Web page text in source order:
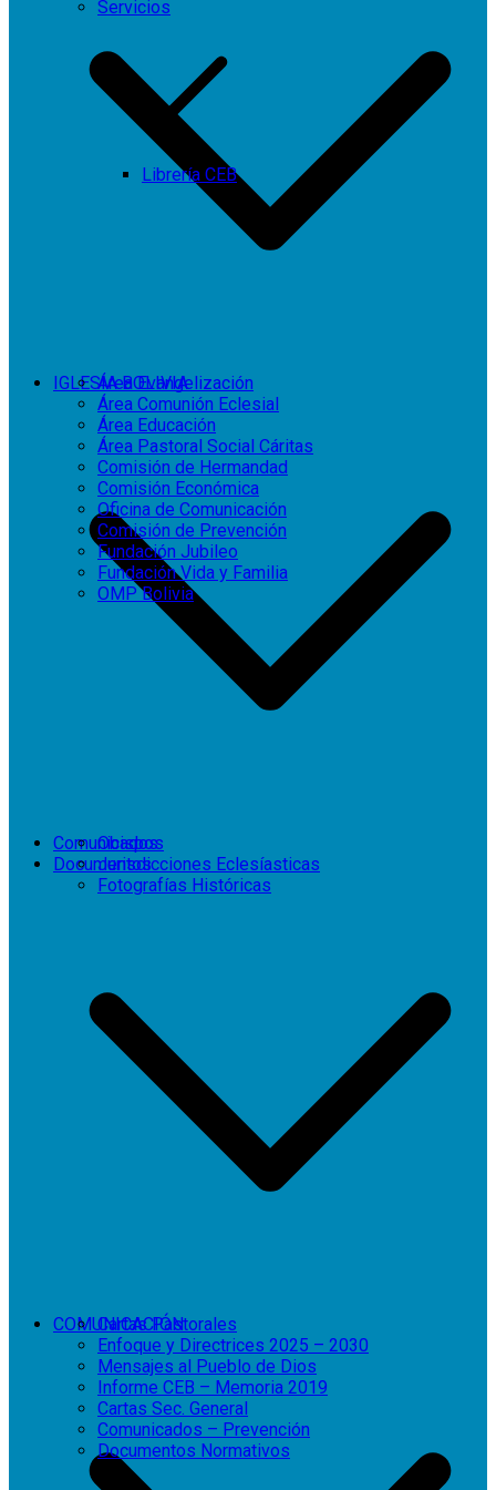
Servicios
Librería CEB
Área Evangelización
Área Comunión Eclesial
Área Educación
Área Pastoral Social Cáritas
Comisión de Hermandad
Comisión Económica
Oficina de Comunicación
Comisión de Prevención
Fundación Jubileo
Fundación Vida y Familia
OMP Bolivia
IGLESIA BOLIVIA
Obispos
Jurisdicciones Eclesíasticas
Fotografías Históricas
Comunicados
Documentos
Cartas Pastorales
Enfoque y Directrices 2025 – 2030
Mensajes al Pueblo de Dios
Informe CEB – Memoria 2019
Cartas Sec. General
Comunicados – Prevención
Documentos Normativos
COMUNICACIÓN